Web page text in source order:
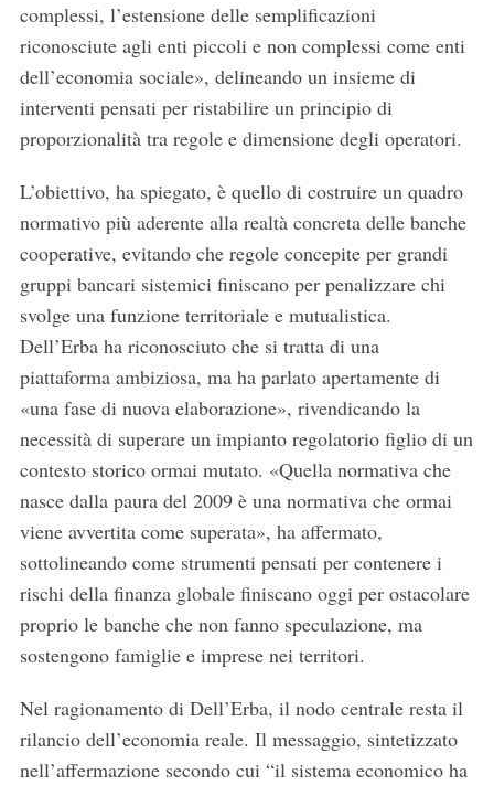
complessi, l’estensione delle semplificazioni
riconosciute agli enti piccoli e non complessi come enti
dell’economia sociale», delineando un insieme di
interventi pensati per ristabilire un principio di
proporzionalità tra regole e dimensione degli operatori.
L’obiettivo, ha spiegato, è quello di costruire un quadro
normativo più aderente alla realtà concreta delle banche
cooperative, evitando che regole concepite per grandi
gruppi bancari sistemici finiscano per penalizzare chi
svolge una funzione territoriale e mutualistica.
Dell’Erba ha riconosciuto che si tratta di una
piattaforma ambiziosa, ma ha parlato apertamente di
«una fase di nuova elaborazione», rivendicando la
necessità di superare un impianto regolatorio figlio di un
contesto storico ormai mutato. «Quella normativa che
nasce dalla paura del 2009 è una normativa che ormai
viene avvertita come superata», ha affermato,
sottolineando come strumenti pensati per contenere i
rischi della finanza globale finiscano oggi per ostacolare
proprio le banche che non fanno speculazione, ma
sostengono famiglie e imprese nei territori.
Nel ragionamento di Dell’Erba, il nodo centrale resta il
rilancio dell’economia reale. Il messaggio, sintetizzato
nell’affermazione secondo cui “il sistema economico ha